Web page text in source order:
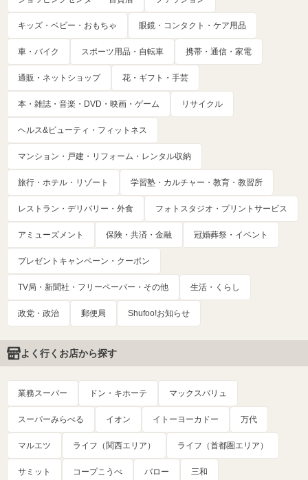
キッズ・ベビー・おもちゃ 眼鏡・コンタクト・ケア用品
車・バイク スポーツ用品・自転車 携帯・通信・家電
通販・ネットショップ 花・ギフト・手芸
本・雑誌・音楽・DVD・映画・ゲーム リサイクル
ヘルス&ビューティ・フィットネス
マンション・戸建・リフォーム・レンタル収納
旅行・ホテル・リゾート 学習塾・カルチャー・教育・教習所
レストラン・デリバリー・外食 フォトスタジオ・プリントサービス
アミューズメント 保険・共済・金融 冠婚葬祭・イベント
プレゼントキャンペーン・クーポン
TV局・新聞社・フリーペーパー・その他 生活・くらし
政党・政治 郵便局 Shufoo!お知らせ
よく行くお店から探す
業務スーパー ドン・キホーテ マックスバリュ
スーパーみらべる イオン イトーヨーカドー 万代
マルエツ ライフ（関西エリア） ライフ（首都圏エリア）
サミット コープこうべ バロー 三和